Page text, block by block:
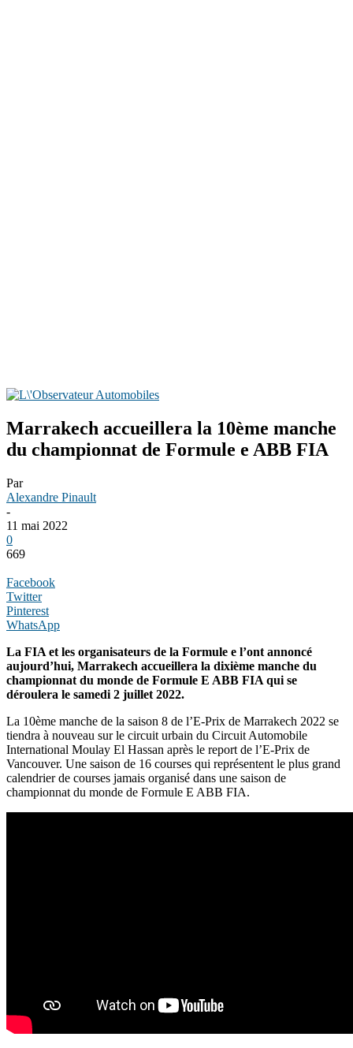
Marrakech accueillera la 10ème manche
du championnat de Formule e ABB FIA
Par
Alexandre Pinault
-
11 mai 2022
0
669
Facebook
Twitter
Pinterest
WhatsApp
La FIA et les organisateurs de la Formule e l’ont annoncé
aujourd’hui, Marrakech accueillera la dixième manche du
championnat du monde de Formule E ABB FIA qui se
déroulera le samedi 2 juillet 2022.
La 10ème manche de la saison 8 de l’E-Prix de Marrakech 2022 se
tiendra à nouveau sur le circuit urbain du Circuit Automobile
International Moulay El Hassan après le report de l’E-Prix de
Vancouver. Une saison de 16 courses qui représentent le plus grand
calendrier de courses jamais organisé dans une saison de
championnat du monde de Formule E ABB FIA.